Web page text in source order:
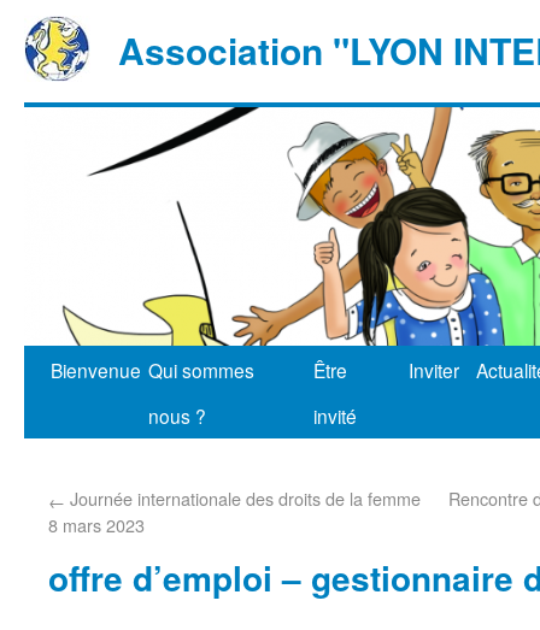
Association "LYON
Bienvenue Qui sommes
nous ?
Être
invité
Inviter
← Journée internationale des droits de la femme
8 mars 2023
Rencontre
offre d’emploi – gestionnaire